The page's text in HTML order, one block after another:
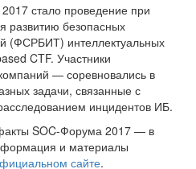
стало проведение при
развитию безопасных
(ФСРБИТ) интеллектуальных
CTF. Участники
— соревновались в
задачи, связанные с
инцидентов ИБ.
SOC-Форума 2017 — в
и материалы
сайте.